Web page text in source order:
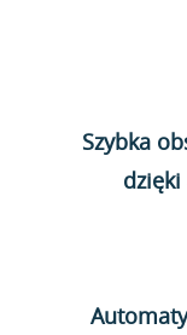
Szybka